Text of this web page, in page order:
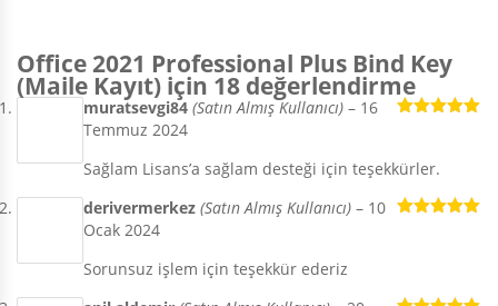
Office 2021 Professional Plus Bind Key
(Maile Kayıt) için 18 değerlendirme
muratsevgi84 (Satın Almış Kullanıcı) – 16
Temmuz 2024
Sağlam Lisans’a sağlam desteği için teşekkürler.
derivermerkez (Satın Almış Kullanıcı) – 10
Ocak 2024
Sorunsuz işlem için teşekkür ederiz